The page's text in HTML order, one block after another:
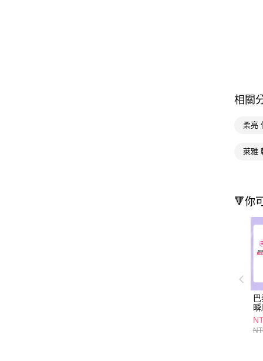
相關
柔亮
萊雅
🔻你